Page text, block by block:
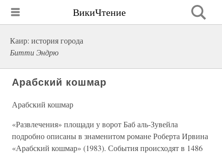
ВикиЧтение
Каир: история города
Битти Эндрю
Арабский кошмар
Арабский кошмар
«Развлечения» площади у ворот Баб аль-Зувейла
подробно описаны в знаменитом романе Роберта Ирвина
«Арабский кошмар» (1983). События происходят в 1486